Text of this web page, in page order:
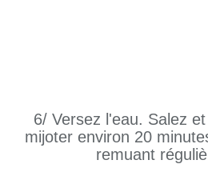
6/ Versez l'eau. Salez
mijoter environ 20
remuant